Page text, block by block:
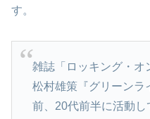
す。
雑誌「ロッキング・オ
松村雄策『グリーンラ
前、20代前半に活動